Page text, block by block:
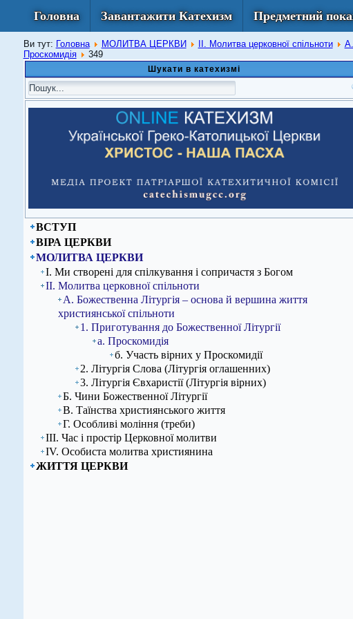
Головна Завантажити Катехизм Предметний
Ви тут: Головна МОЛИТВА ЦЕРКВИ ІІ. Молитва церковної спільноти
Проскомидія
349
Шукати в катехизмі
ВСТУП
ВІРА ЦЕРКВИ
МОЛИТВА ЦЕРКВИ
І. Ми створені для спілкування і сопричастя з Богом
ІІ. Молитва церковної спільноти
А. Божественна Літургія – основа й вершина життя
християнської спільноти
1. Приготування до Божественної Літургії
а. Проскомидія
б. Участь вірних у Проскомидії
2. Літургія Слова (Літургія оглашенних)
3. Літургія Євхаристії (Літургія вірних)
Б. Чини Божественної Літургії
В. Таїнства християнського життя
Г. Особливі моління (треби)
ІІІ. Час і простір Церковної молитви
ІV. Особиста молитва християнина
ЖИТТЯ ЦЕРКВИ